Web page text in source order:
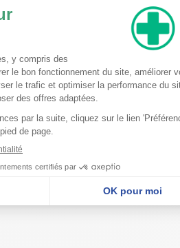
herbe d-achille melissa officinalis.